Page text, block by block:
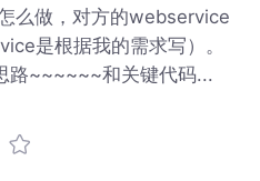
么做，对方的webservice
是根据我的需求写）。
路~~~~~~和关键代码...